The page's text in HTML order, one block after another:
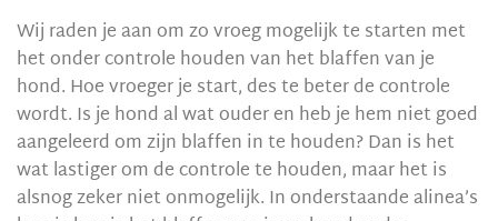
Wij raden je aan om zo vroeg mogelijk te starten met
het onder controle houden van het blaffen van je
hond. Hoe vroeger je start, des te beter de controle
wordt. Is je hond al wat ouder en heb je hem niet goed
aangeleerd om zijn blaffen in te houden? Dan is het
wat lastiger om de controle te houden, maar het is
alsnog zeker niet onmogelijk. In onderstaande alinea’s